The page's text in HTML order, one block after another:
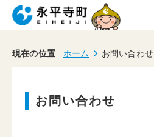
現在の位置 ホーム お問い合わせ
お問い合わせ